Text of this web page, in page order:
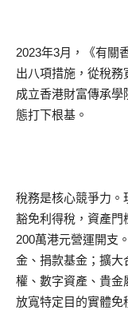
2023年3月，《有關
出八項措施，從稅務
成立香港財富傳承
態打下根基。
稅務是核心競爭力。
豁免利得稅，資產門
200萬港元營運開支
金、捐款基金；擴大
權、數字資產、貴金
放寬特定目的實體免